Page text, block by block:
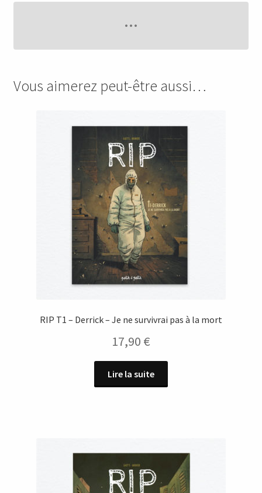
Vous aimerez peut-être aussi…
RIP T1 – Derrick – Je ne survivrai pas à la mort
17,90 €
Lire la suite